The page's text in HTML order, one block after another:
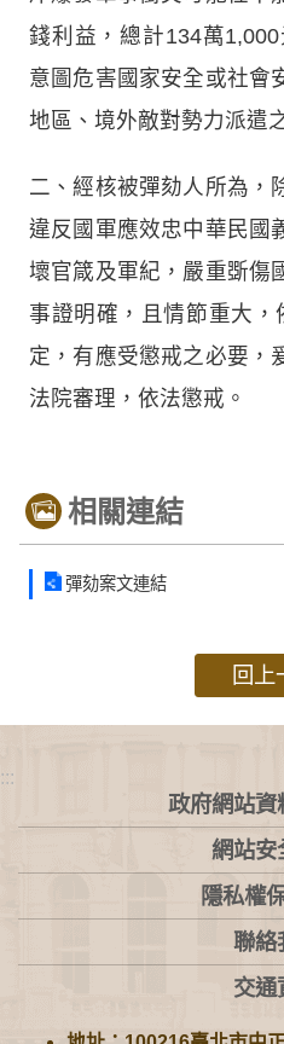
錢利益，總計134萬
意圖危害國家安全或社會
地區、境外敵對勢力派遣
二、經核被彈劾人所為，
違反國軍應效忠中華民國
壞官箴及軍紀，嚴重斲傷
事證明確，且情節重大
定，有應受懲戒之必要，
法院審理，依法懲戒。
相關連結
彈劾案文連結
回上
:::
政府網站資
網站安
隱私權
聯絡
交通